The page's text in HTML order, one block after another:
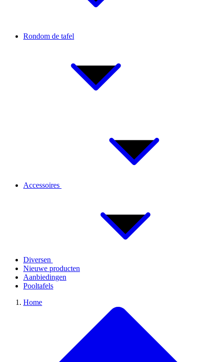
Rondom de tafel
Accessoires
Diversen
Nieuwe producten
Aanbiedingen
Pooltafels
Home